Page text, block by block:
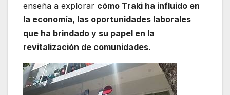
enseña a explorar cómo Traki ha influido en
la economía, las oportunidades laborales
que ha brindado y su papel en la
revitalización de comunidades.